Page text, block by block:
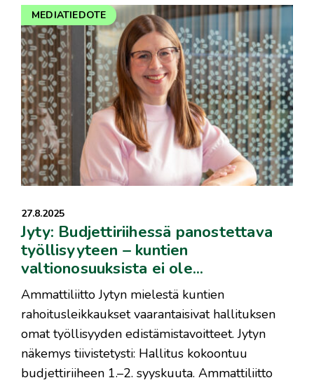
MEDIATIEDOTE
27.8.2025
Jyty: Budjettiriihessä panostettava
työllisyyteen – kuntien
valtionosuuksista ei ole...
Ammattiliitto Jytyn mielestä kuntien
rahoitusleikkaukset vaarantaisivat hallituksen
omat työllisyyden edistämistavoitteet. Jytyn
näkemys tiivistetysti: Hallitus kokoontuu
budjettiriiheen 1.–2. syyskuuta. Ammattiliitto